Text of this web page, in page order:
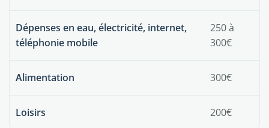
Dépenses en eau, électricité, internet,
téléphonie mobile
250 à
300€
Alimentation 300€
Loisirs 200€